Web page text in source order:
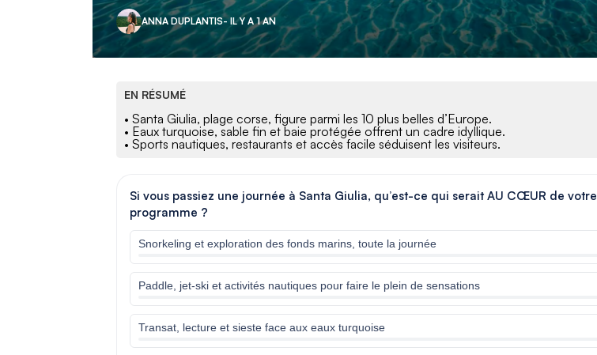
ANNA DUPLANTIS- IL Y A 1 AN
EN RÉSUMÉ
• Santa Giulia, plage corse, figure parmi les 10 plus belles d’Europe.
• Eaux turquoise, sable fin et baie protégée offrent un cadre idyllique.
• Sports nautiques, restaurants et accès facile séduisent les visiteurs.
Si vous passiez une journée à Santa Giulia, qu’est-ce qui serait AU CŒUR de votre
programme ?
Snorkeling et exploration des fonds marins, toute la journée
Paddle, jet-ski et activités nautiques pour faire le plein de sensations
Transat, lecture et sieste face aux eaux turquoise